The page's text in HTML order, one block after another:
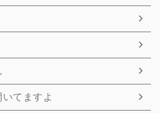
てますよ